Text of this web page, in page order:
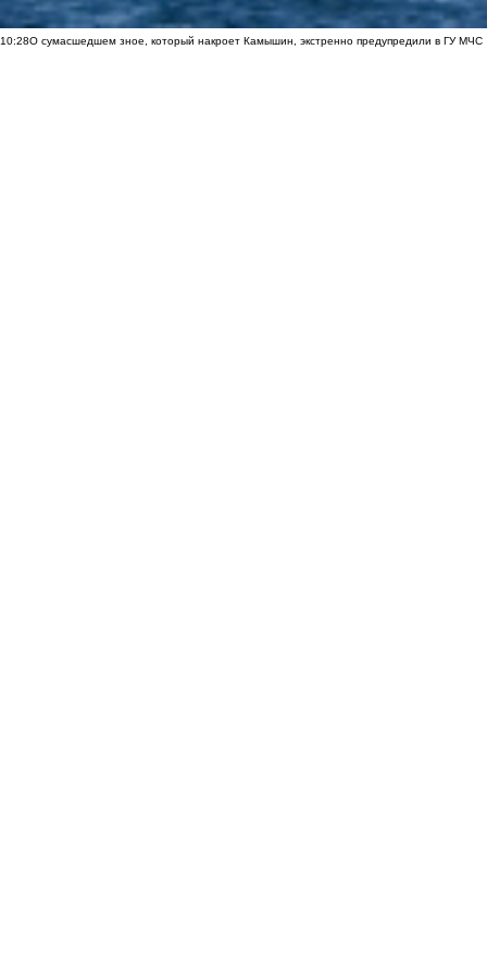
10:28О сумасшедшем зное, который накроет Камышин, экстренно предупредили в ГУ МЧС